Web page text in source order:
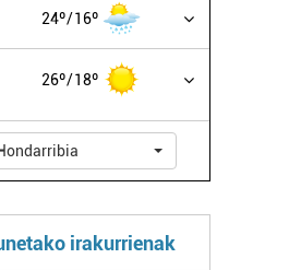
24º 16º
26º 18º
irakurrienak